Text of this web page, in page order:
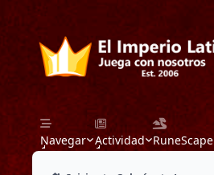
Saltar a contenido
Navegar Actividad RuneScape